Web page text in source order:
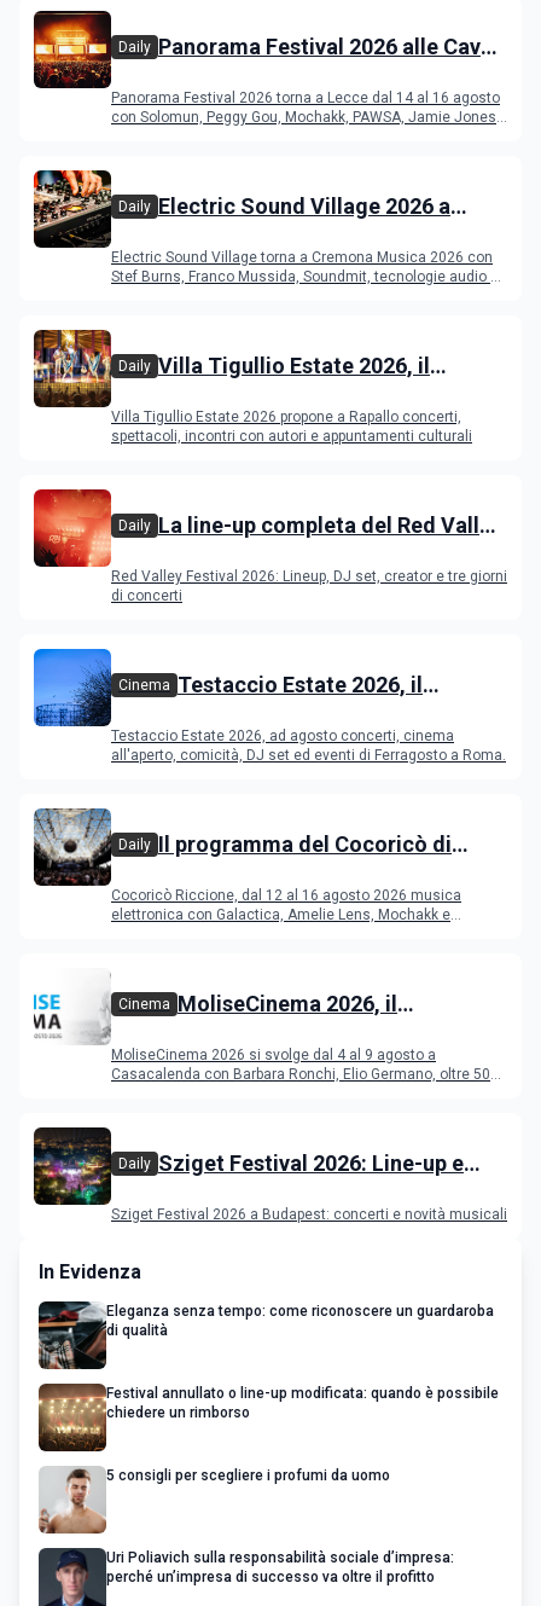
Daily Panorama Festival 2026 alle Cave
programma
Panorama Festival 2026 torna a Lecce dal 14 al 16 agosto
con Solomun, Peggy Gou, Mochakk, PAWSA, Jamie Jones
Daily Electric Sound Village 2026 a
Young Band Contest, il programma
Electric Sound Village torna a Cremona Musica 2026 con
Stef Burns, Franco Mussida, Soundmit, tecnologie audio e
Daily Villa Tigullio Estate 2026, il
Villa Tigullio Estate 2026 propone a Rapallo concerti,
spettacoli, incontri con autori e appuntamenti culturali
Daily La line-up completa del Red Valley
Red Valley Festival 2026: Lineup, DJ set, creator e tre giorni
di concerti
Cinema Testaccio Estate 2026, il
Ferragosto
Testaccio Estate 2026, ad agosto concerti, cinema
all'aperto, comicità, DJ set ed eventi di Ferragosto a Roma.
Daily Il programma del Cocoricò di
Cocoricò Riccione, dal 12 al 16 agosto 2026 musica
elettronica con Galactica, Amelie Lens, Mochakk e
Cinema MoliseCinema 2026, il
MoliseCinema 2026 si svolge dal 4 al 9 agosto a
Casacalenda con Barbara Ronchi, Elio Germano, oltre 50
Daily Sziget Festival 2026: Line-up e
Sziget Festival 2026 a Budapest: concerti e novità musicali
In Evidenza
Eleganza senza tempo: come riconoscere un guardaroba
di qualità
Festival annullato o line-up modificata: quando è possibile
chiedere un rimborso
5 consigli per scegliere i profumi da uomo
Uri Poliavich sulla responsabilità sociale d’impresa:
perché un’impresa di successo va oltre il profitto